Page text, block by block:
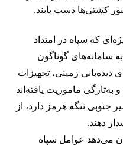
کشتی‌ها دست یابند.
که سپاه در امتداد
سامانه‌های گوناگون
زمینی، تجهیزات
به‌تازگی ماموریت یافته‌اند
تنگه هرمز دارد، از
دهند.
می‌دهد عوامل سپاه